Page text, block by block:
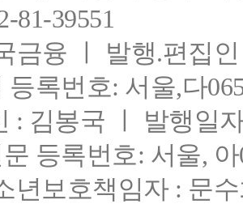
81-39551
금융 ㅣ 발행.편집
등록번호: 서울,다
: 김봉국 ㅣ 발행일
등록번호: 서울,
년보호책임자 : 문